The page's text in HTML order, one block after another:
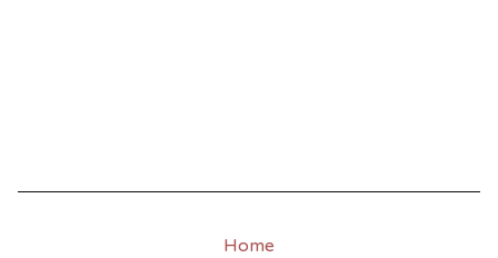
Home